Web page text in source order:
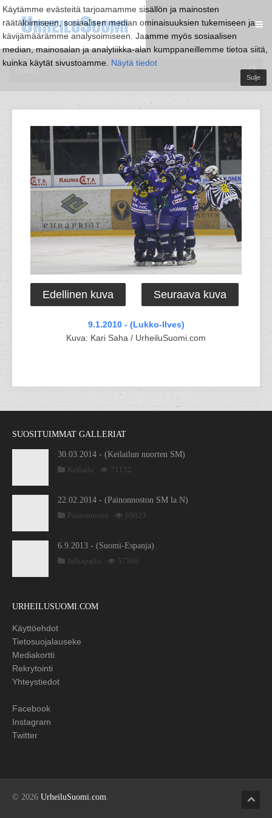
Käytämme evästeitä tarjoamamme sisällön ja mainosten
räätälöimiseen, sosiaalisen median ominaisuuksien tukemiseen ja
kävijämäärämme analysoimiseen. Jaamme myös sosiaalisen
median, mainosalan ja analytiikka-alan kumppaneillemme tietoa siitä,
kuinka käytät sivustoamme. Näytä tiedot
Sulje
Edellinen kuva Seuraava kuva
9.1.2010 - (Lukko-Ilves)
Kuva: Kari Saha / UrheiluSuomi.com
SUOSITUIMMAT GALLERIAT
30.03.2014 - (Keilailun nuorten SM)
Keilailu
71152
22.02.2014 - (Painonnoston SM la N)
Painonnosto
69023
6.9.2013 - (Suomi-Espanja)
Jalkapallo
57506
URHEILUSUOMI.COM
Käyttöehdot
Tietosuojalauseke
Mediakortti
Rekrytointi
Yhteystiedot
Facebook
Instagram
Twitter
© 2026 UrheiluSuomi.com.